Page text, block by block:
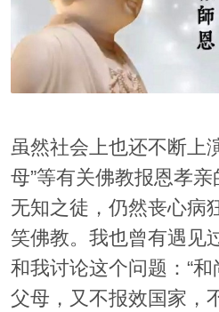
虽然社会上也还不断上
母”等有关佛教报恩孝
无知之徒，仍然丧心病
笑佛教。我也曾有遇见
和我讨论这个问题：“
父母，又不报效国家，